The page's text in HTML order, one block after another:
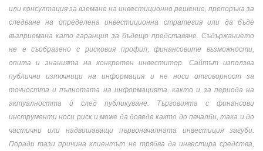
или консултация за вземане на инвестиционно решение, препоръка за
следване на определена инвестиционна стратегия или да бъде
възприемана като гаранция за бъдещо представяне. Съдържанието
не е съобразено с рисковия профил, финансовите възможности,
опита и знанията на конкретен инвеститор. Сайтът използва
публични източници на информация и не носи отговорност за
точността и пълнотата на информацията, както и за периода на
актуалността ѝ след публикуване. Търговията с финансови
инструменти носи риск и може да доведе както до печалби, така и до
частични или надвишаващи първоначалната инвестиция загуби.
Поради тази причина клиентът не трябва да инвестира средства,